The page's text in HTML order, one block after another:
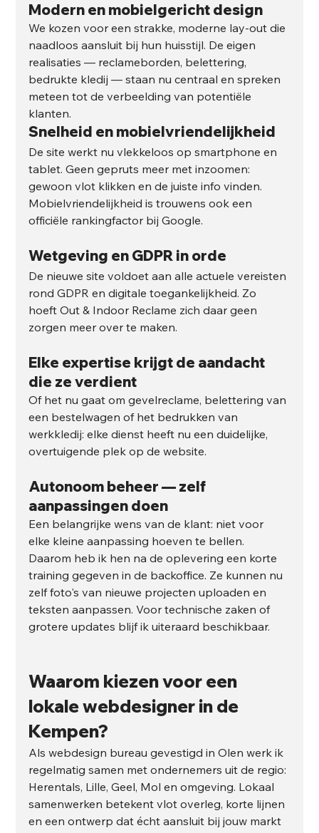
Modern en mobielgericht design
We kozen voor een strakke, moderne lay-out die
naadloos aansluit bij hun huisstijl. De eigen
realisaties — reclameborden, belettering,
bedrukte kledij — staan nu centraal en spreken
meteen tot de verbeelding van potentiële
klanten.
Snelheid en mobielvriendelijkheid
De site werkt nu vlekkeloos op smartphone en
tablet. Geen gepruts meer met inzoomen:
gewoon vlot klikken en de juiste info vinden.
Mobielvriendelijkheid is trouwens ook een
officiële rankingfactor bij Google.
Wetgeving en GDPR in orde
De nieuwe site voldoet aan alle actuele vereisten
rond GDPR en digitale toegankelijkheid. Zo
hoeft Out & Indoor Reclame zich daar geen
zorgen meer over te maken.
Elke expertise krijgt de aandacht
die ze verdient
Of het nu gaat om gevelreclame, belettering van
een bestelwagen of het bedrukken van
werkkledij: elke dienst heeft nu een duidelijke,
overtuigende plek op de website.
Autonoom beheer — zelf
aanpassingen doen
Een belangrijke wens van de klant: niet voor
elke kleine aanpassing hoeven te bellen.
Daarom heb ik hen na de oplevering een korte
training gegeven in de backoffice. Ze kunnen nu
zelf foto's van nieuwe projecten uploaden en
teksten aanpassen. Voor technische zaken of
grotere updates blijf ik uiteraard beschikbaar.
Waarom kiezen voor een
lokale webdesigner in de
Kempen?
Als webdesign bureau gevestigd in Olen werk ik
regelmatig samen met ondernemers uit de regio:
Herentals, Lille, Geel, Mol en omgeving. Lokaal
samenwerken betekent vlot overleg, korte lijnen
en een ontwerp dat écht aansluit bij jouw markt